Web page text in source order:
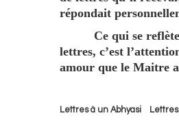
répondait
Ce qui se reflète
lettres, c’est
amour que le Maitre
Lettres à un Abhyasi